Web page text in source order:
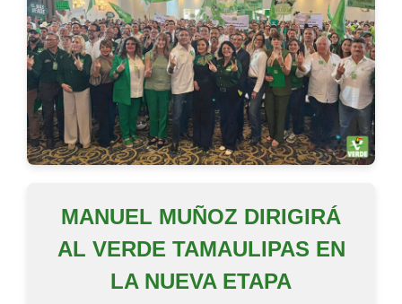
MANUEL MUÑOZ DIRIGIRÁ
AL VERDE TAMAULIPAS EN
LA NUEVA ETAPA